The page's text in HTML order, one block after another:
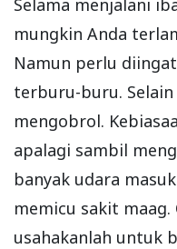
mungkin Anda
Namun perlu
terburu-buru.
mengobrol.
apalagi sambil
banyak udara
memicu sakit
usahakanlah untuk